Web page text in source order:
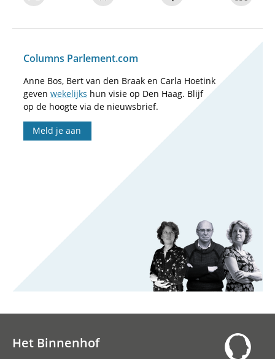
Columns Parlement.com
Anne Bos, Bert van den Braak en Carla Hoetink
geven wekelijks hun visie op Den Haag. Blijf
op de hoogte via de nieuwsbrief.
Meld je aan
Het Binnenhof